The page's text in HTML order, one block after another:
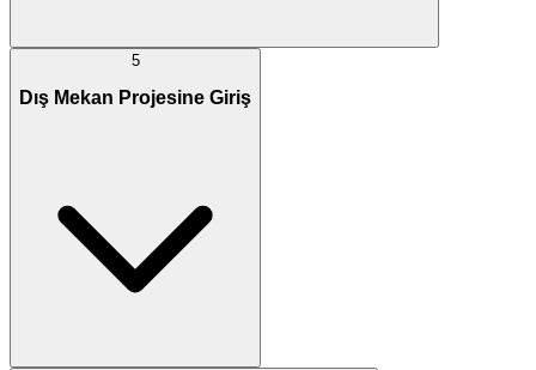
5
Dış Mekan Projesine Giriş